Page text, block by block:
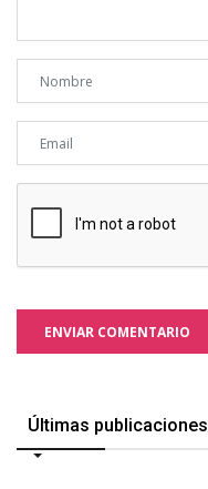
ENVIAR COMENTARIO
Últimas publicaciones